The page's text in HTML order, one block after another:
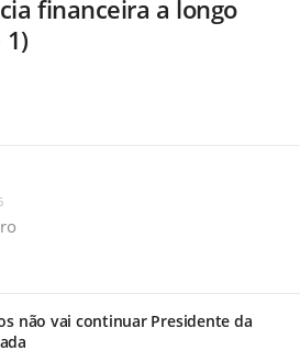
financeira a longo
não vai continuar Presidente da